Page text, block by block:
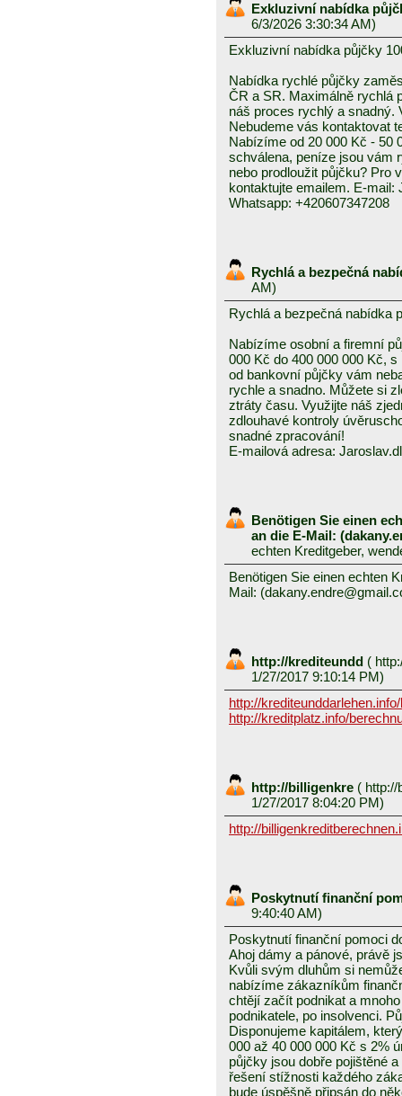
Exkluzivní nabídka
6/3/2026 3:30:34 AM)
Exkluzivní nabídka půjčky
Nabídka rychlé půjčky
ČR a SR. Maximálně rychlá
náš proces rychlý a snadný.
Nebudeme vás kontaktovat
Nabízíme od 20 000 Kč - 50
schválena, peníze jsou vám
nebo prodloužit půjčku? Pro
kontaktujte emailem. E-mail:
Whatsapp: +420607347208
Rychlá a bezpečná
AM)
Rychlá a bezpečná nabídka
Nabízíme osobní a firemní
000 Kč do 400 000 000 Kč,
od bankovní půjčky vám
rychle a snadno. Můžete si
ztráty času. Využijte náš
zdlouhavé kontroly
snadné zpracování!
E-mailová adresa:
Benötigen Sie einen
an die E-Mail:
echten Kreditgeber,
Benötigen Sie einen echten
Mail:
http://krediteundd (
1/27/2017 9:10:14 PM)
http://
http://kreditplatz.info/
http://billigenkre ( http://
1/27/2017 8:04:20 PM)
http://
Poskytnutí finanční
9:40:40 AM)
Poskytnutí finanční pomoci
Ahoj dámy a pánové, právě
Kvůli svým dluhům si
nabízíme zákazníkům
chtějí začít podnikat a
podnikatele, po insolvenci.
Disponujeme kapitálem,
000 až 40 000 000 Kč s 2%
půjčky jsou dobře pojištěné
řešení stížnosti každého
bude úspěšně připsán do